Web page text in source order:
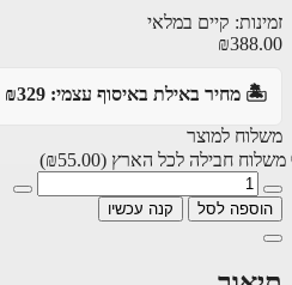
קיים במלאי
מחיר באילת באיסוף עצמי: ₪329
למוצר
חבילה לכל הארץ(₪55.00)
לסל קנה עכשיו